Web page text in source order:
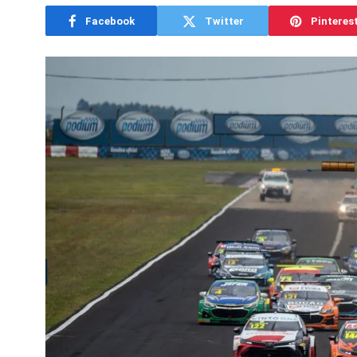
Facebook Twitter